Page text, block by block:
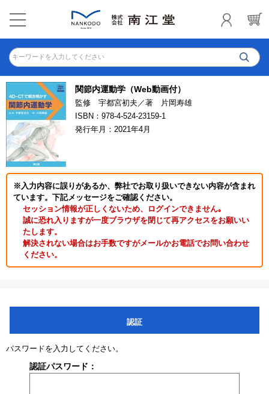
キーワードを入力してください
関節内運動学（Web動画付）
監修 宇都宮初夫／著 片岡寿雄
ISBN：978-4-524-23159-1
発行年月：2021年4月
※入力内容に誤りがあるか、弊社でお取り扱いできない内容が含まれ
ています。下記メッセージをご確認ください。
セッション情報が正しくないため、ログインできません｡
誠に恐れ入りますが一度ブラウザを閉じて再アクセスをお願いい
たします。
解決されない場合はお手数ですがメールかお電話でお問い合わせ
ください。
認証
パスワードを入力してください。
認証パスワード：